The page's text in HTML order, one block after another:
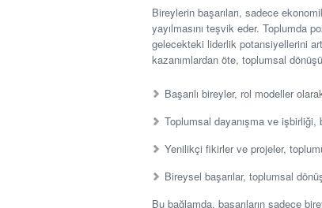
Bireylerin başarıları, sadece
yayılmasını teşvik eder. Toplumda
gelecekteki liderlik potansiyellerini
kazanımlardan öte, toplumsal
Başarılı bireyler, rol modeller
Toplumsal dayanışma ve işbirliği,
Yenilikçi fikirler ve projeler,
Bireysel başarılar, toplumsal
Bu bağlamda, başarıların sadece